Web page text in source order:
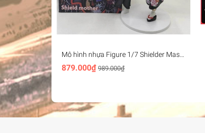
Mô hình nhựa Figure 1/7 Shielder Mash
Kyrielight Kimono 27cm FGO Fate
Grand Order
879.000₫ 989.000₫